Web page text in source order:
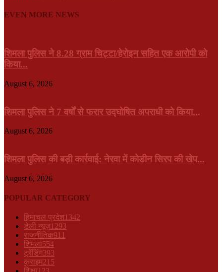
EVEN MORE NEWS
शिमला पुलिस ने 8.28 ग्राम चिट्टा/हेरोइन सहित एक आरोपी को
किया...
August 6, 2026
शिमला पुलिस ने 7 वर्षों से फरार उद्घोषित अपराधी को किया...
August 6, 2026
शिमला पुलिस की बड़ी कार्रवाई: नेरवा में कोडीन सिरप की खेप...
August 6, 2026
POPULAR CATEGORY
हिमाचल प्रदेश1342
डेली न्यूज़1293
राजनीतिक911
शिमला554
ट्रेंडिंग393
क्राइम215